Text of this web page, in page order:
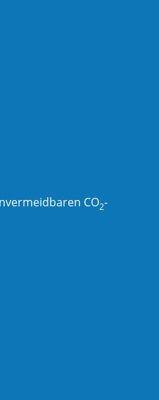
CO2-